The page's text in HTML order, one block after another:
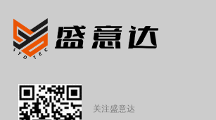
关注盛意达